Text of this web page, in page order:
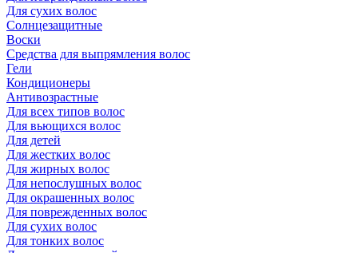
Для сухих волос
Солнцезащитные
Воски
Средства для выпрямления волос
Гели
Кондиционеры
Антивозрастные
Для всех типов волос
Для вьющихся волос
Для детей
Для жестких волос
Для жирных волос
Для непослушных волос
Для окрашенных волос
Для поврежденных волос
Для сухих волос
Для тонких волос